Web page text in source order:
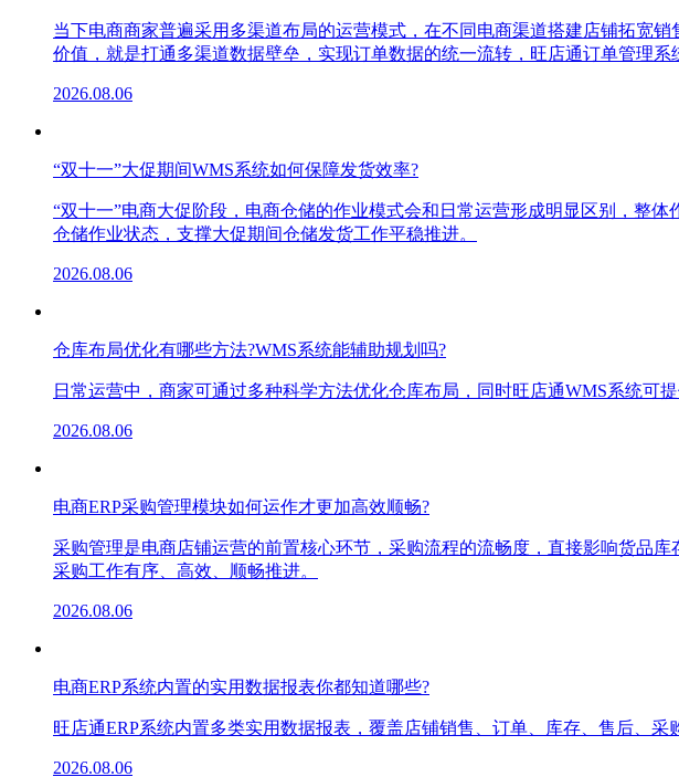
当下电商商家普遍采用多渠道布局的运营模式，在不同电商渠道搭建店铺拓宽
价值，就是打通多渠道数据壁垒，实现订单数据的统一流转，旺店通订单管理
2026.08.06
“双十一”大促期间WMS系统如何保障发货效率?
“双十一”电商大促阶段，电商仓储的作业模式会和日常运营形成明显区别，整
仓储作业状态，支撑大促期间仓储发货工作平稳推进。
2026.08.06
仓库布局优化有哪些方法?WMS系统能辅助规划吗?
日常运营中，商家可通过多种科学方法优化仓库布局，同时旺店通WMS系统可
2026.08.06
电商ERP采购管理模块如何运作才更加高效顺畅?
采购管理是电商店铺运营的前置核心环节，采购流程的流畅度，直接影响货品
采购工作有序、高效、顺畅推进。
2026.08.06
电商ERP系统内置的实用数据报表你都知道哪些?
旺店通ERP系统内置多类实用数据报表，覆盖店铺销售、订单、库存、售后、
2026.08.06